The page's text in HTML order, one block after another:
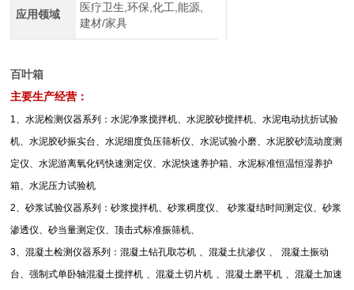
应用领域
医疗卫生,环保,化工,能源,
建材/家具
百叶箱
主要生产经营：
1、水泥检测仪器系列：水泥净浆搅拌机、水泥胶砂搅拌机、水泥电动抗折试验
机、水泥胶砂振实台、水泥细度负压筛析仪、水泥试验小磨、水泥胶砂流动度测
定仪、水泥游离氧化钙快速测定仪、水泥快速养护箱、水泥标准恒温恒湿养护
箱、水泥压力试验机
2、砂浆试验仪器系列：砂浆搅拌机、砂浆稠度仪、
砂浆凝结时间测定仪、砂浆
渗透仪、砂当量测定仪、顶击式标准振筛机、
3、混凝土检测仪器系列：混凝土钻孔取芯机 、混凝土抗渗仪 、
混凝土振动
台、强制式单卧轴混凝土搅拌机 、混凝土切片机 、混凝土磨平机 、混凝土加速